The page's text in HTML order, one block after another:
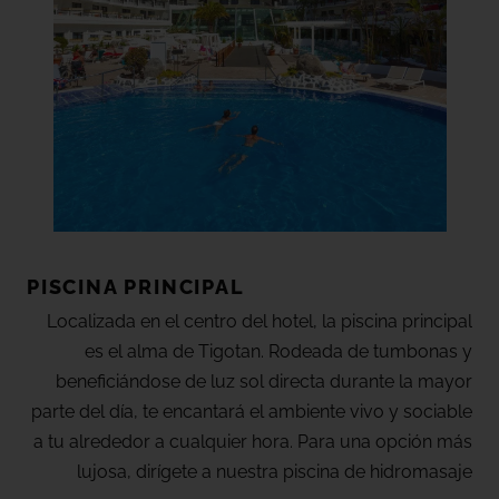
Los masajes holísticos, por otro lado, buscan
equilibrar tu energía y promover el bienestar integral,
trabajando no sólo a nivel físico sino también mental y
emocional.
tratamientos faciales
envolturas, están pensados para rejuvenecer la piel y
dejarla suave y revitalizada.
En Vitanova Wellness, tú eres nuestra prioridad.
Descubre un entorno de tranquilidad y cuidado
donde cada detalle está pensado para ti.
PISCINA PRINCIPAL
Localizada en el centro del hotel, la piscina principal
es el alma de Tigotan. Rodeada de tumbonas y
beneficiándose de luz sol directa durante la mayor
parte del día, te encantará el ambiente vivo y sociable
a tu alrededor a cualquier hora. Para una opción más
lujosa, dirígete a nuestra piscina de hidromasaje